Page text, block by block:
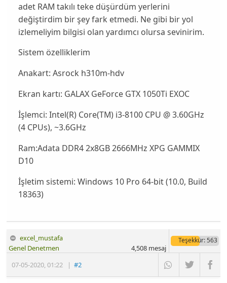
adet RAM takılı teke düşürdüm yerlerini
değiştirdim bir şey fark etmedi. Ne gibi bir yol
izlemeliyim bilgisi olan yardımcı olursa sevinirim.
Sistem özelliklerim
Anakart: Asrock h310m-hdv
Ekran kartı: GALAX GeForce GTX 1050Ti EXOC
İşlemci: Intel(R) Core(TM) i3-8100 CPU @ 3.60GHz
(4 CPUs), ~3.6GHz
Ram:Adata DDR4 2x8GB 2666MHz XPG GAMMIX
D10
İşletim sistemi: Windows 10 Pro 64-bit (10.0, Build
18363)
excel_mustafa
07-05-2020,01:22 |#2
Genel Denetmen
Teşekkür: 563
4,508mesaj